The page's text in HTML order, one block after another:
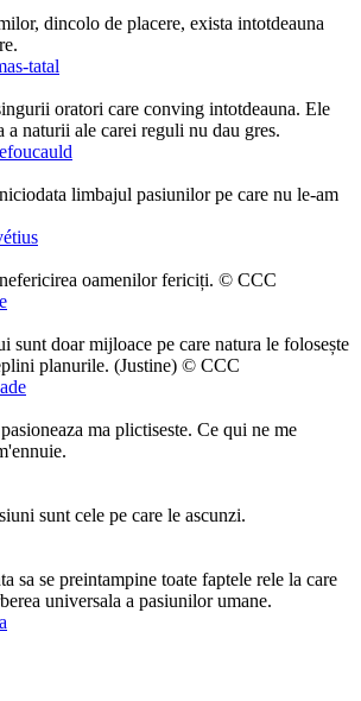
dincolo de placere, exista intotdeauna
tatal
oratori care conving intotdeauna. Ele
a naturii ale carei reguli nu dau gres.
limbajul pasiunilor pe care nu le-am
oamenilor fericiți. © CCC
sunt doar mijloace pe care natura le folosește
planurile. (Justine) © CCC
ma plictiseste. Ce qui ne me
sunt cele pe care le ascunzi.
sa se preintampine toate faptele rele la care
universala a pasiunilor umane.